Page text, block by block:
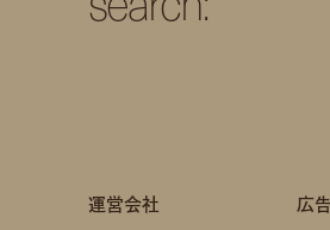
運営会社
広